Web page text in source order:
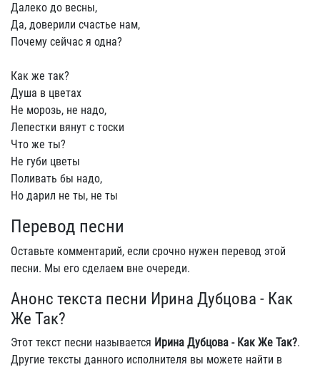
Далеко до весны,
Да, доверили счастье нам,
Почему сейчас я одна?
Как же так?
Душа в цветах
Не морозь, не надо,
Лепестки вянут с тоски
Что же ты?
Не губи цветы
Поливать бы надо,
Но дарил не ты, не ты
Перевод песни
Оставьте комментарий, если срочно нужен перевод этой
песни. Мы его сделаем вне очереди.
Анонс текста песни Ирина Дубцова - Как
Же Так?
Этот текст песни называется Ирина Дубцова - Как Же Так?.
Другие тексты данного исполнителя вы можете найти в